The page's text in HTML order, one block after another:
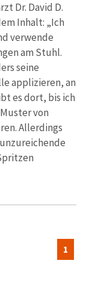
Dr. David D.
Inhalt: „Ich
verwende
am Stuhl.
seine
applizieren, an
es dort, bis ich
von
Allerdings
1